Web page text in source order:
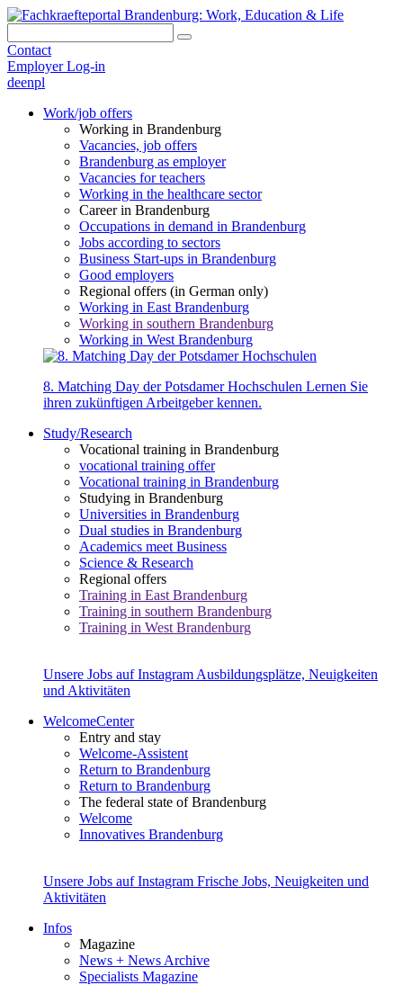
Contact
Employer Log-in
deenpl
Work/job offers
Working in Brandenburg
Vacancies, job offers
Brandenburg as employer
Vacancies for teachers
Working in the healthcare sector
Career in Brandenburg
Occupations in demand in Brandenburg
Jobs according to sectors
Business Start-ups in Brandenburg
Good employers
Regional offers (in German only)
Working in East Brandenburg
Working in southern Brandenburg
Working in West Brandenburg
8. Matching Day der Potsdamer Hochschulen Lernen Sie
ihren zukünftigen Arbeitgeber kennen.
Study/Research
Vocational training in Brandenburg
vocational training offer
Vocational training in Brandenburg
Studying in Brandenburg
Universities in Brandenburg
Dual studies in Brandenburg
Academics meet Business
Science & Research
Regional offers
Training in East Brandenburg
Training in southern Brandenburg
Training in West Brandenburg
Unsere Jobs auf Instagram Ausbildungsplätze, Neuigkeiten
und Aktivitäten
WelcomeCenter
Entry and stay
Welcome-Assistent
Return to Brandenburg
Return to Brandenburg
The federal state of Brandenburg
Welcome
Innovatives Brandenburg
Unsere Jobs auf Instagram Frische Jobs, Neuigkeiten und
Aktivitäten
Infos
Magazine
News + News Archive
Specialists Magazine